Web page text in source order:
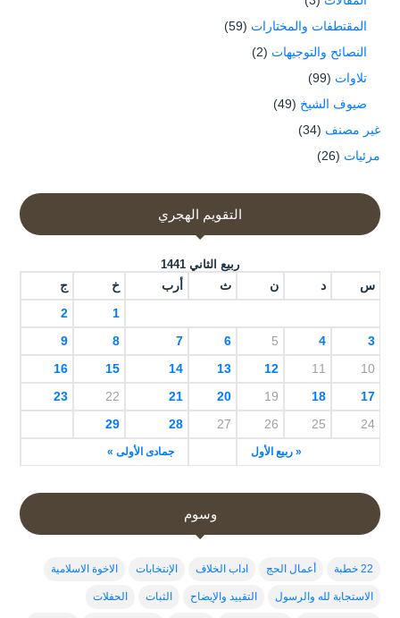
المقتطفات والمختارات (59)
النصائح والتوجيهات (2)
تلاوات (99)
ضيوف الشيخ (49)
غير مصنف (34)
مرئيات (26)
التقويم الهجري
ربيع الثاني 1441
س د ن ث أرب خ ج
« ربيع الأول جمادى الأولى »
1
2
3
4
5
6
7
8
9
10
11
12
13
14
15
16
17
18
19
20
21
22
23
24
25
26
27
28
29
وسوم
22 خطبة أعمال الحج اداب الخلاف الإنتخابات الاخوة الاسلامية
الاستجابة لله والرسول التقييد والإيضاح الثبات الحفلات